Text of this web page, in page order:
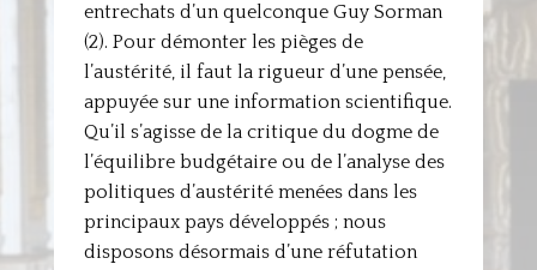
entrechats d’un quelconque Guy Sorman
(2). Pour démonter les pièges de
l’austérité, il faut la rigueur d’une pensée,
appuyée sur une information scientifique.
Qu’il s’agisse de la critique du dogme de
l’équilibre budgétaire ou de l’analyse des
politiques d’austérité menées dans les
principaux pays développés ; nous
disposons désormais d’une réfutation